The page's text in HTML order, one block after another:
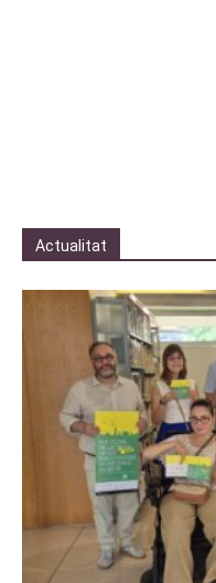
Actualitat